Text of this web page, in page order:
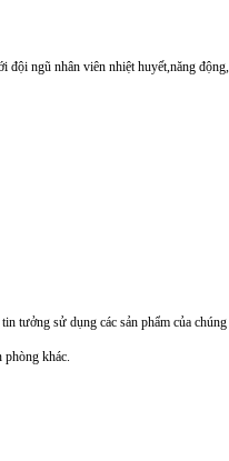
ngũ nhân viên nhiệt huyết,năng
tưởng sử dụng các sản phẩm của
phòng khác.